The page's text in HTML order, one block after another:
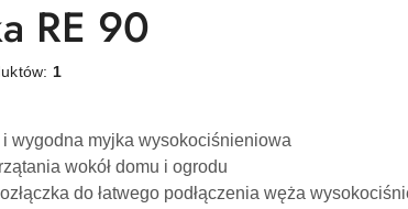
RE 90
1
i wygodna myjka wysokociśnieniowa
wokół domu i ogrodu
do łatwego podłączenia węża